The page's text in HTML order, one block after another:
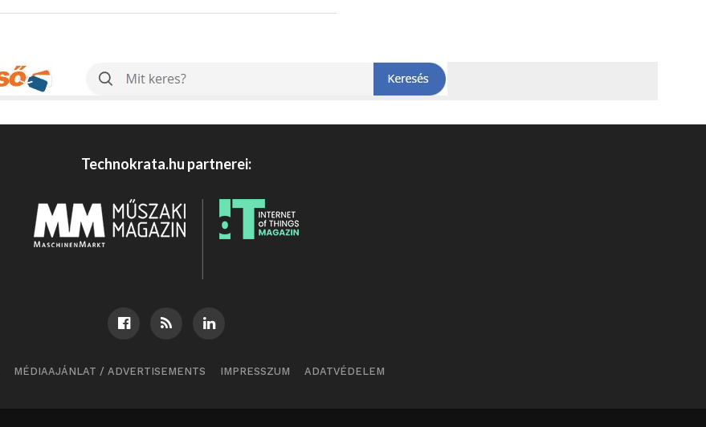
Technokrata.hu partnerei:
MÉDIAAJÁNLAT / ADVERTISEMENTS IMPRESSZUM ADATVÉDELEM